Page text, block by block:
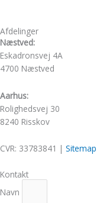
Afdelinger
Næstved:
Eskadronsvej 4A
4700 Næstved
Aarhus:
Rolighedsvej 30
8240 Risskov
CVR: 33783841 | Sitemap
Kontakt
Navn